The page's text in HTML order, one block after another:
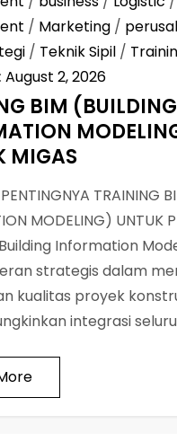
/ Marketing /
/ Teknik Sipil /
August 2, 2026
BIM (BUILDING
MIGAS
PENTINGNYA TRAINING
MODELING) UNTUK
Information
strategis dalam
kualitas proyek
integrasi